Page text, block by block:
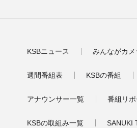
KSBニュース みんながカ
週間番組表 KSBの番組
アナウンサー一覧 番組リ
KSBの取組み一覧 SANUKI